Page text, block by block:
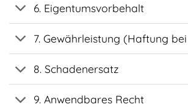
6. Eigentumsvorbehalt
7. Gewährleistung (Haftung
8. Schadenersatz
9. Anwendbares Recht